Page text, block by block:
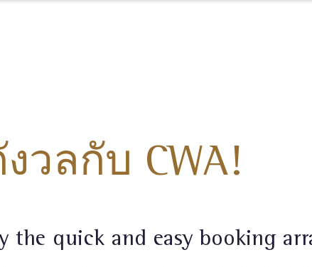
วลกับ CWA!
the quick and easy booking